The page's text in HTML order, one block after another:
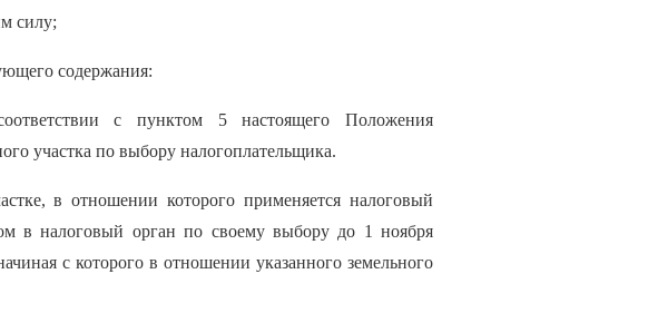
силу;
содержания:
с пунктом 5 настоящего Положения
участка по выбору налогоплательщика.
в отношении которого применяется налоговый
в налоговый орган по своему выбору до 1 ноября
с которого в отношении указанного земельного